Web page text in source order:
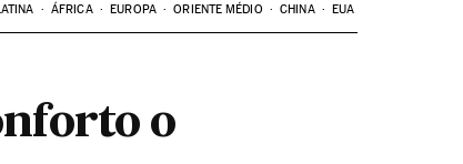
ÁFRICA EUROPA ORIENTE MÉDIO CHINA EUA
o